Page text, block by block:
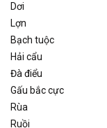
Dơi
Lợn
Bạch tuộc
Hải cẩu
Đà điểu
Gấu bắc cực
Rùa
Ruồi